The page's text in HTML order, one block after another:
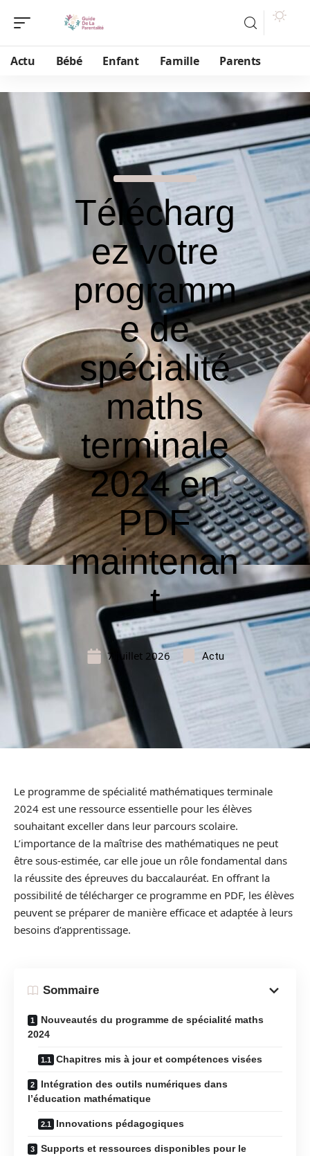
Actu Bébé Enfant Famille Parents
Télécharg
ez votre
programm
e de
spécialité
maths
terminale
2024 en
PDF
maintenan
t
7 juillet 2026 Actu
Le programme de spécialité mathématiques terminale
2024 est une ressource essentielle pour les élèves
souhaitant exceller dans leur parcours scolaire.
L’importance de la maîtrise des mathématiques ne peut
être sous-estimée, car elle joue un rôle fondamental dans
la réussite des épreuves du baccalauréat. En offrant la
possibilité de télécharger ce programme en PDF, les élèves
peuvent se préparer de manière efficace et adaptée à leurs
besoins d’apprentissage.
Sommaire
Nouveautés du programme de spécialité maths
2024
Chapitres mis à jour et compétences visées
Intégration des outils numériques dans
l’éducation mathématique
Innovations pédagogiques
Supports et ressources disponibles pour le